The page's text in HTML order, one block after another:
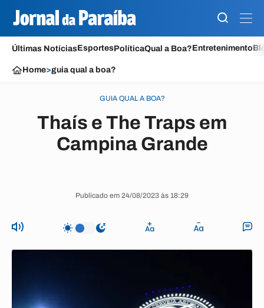
Últimas NotíciasEsportesPolíticaQual a Boa?Entretenimento
Home>guia qual a boa?
GUIA QUAL A BOA?
Thaís e The Traps em
Campina Grande
Publicado em 24/08/2023 às 18:29